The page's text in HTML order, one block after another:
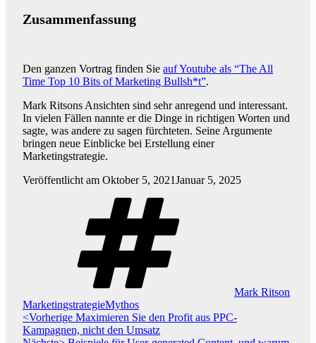
Zusammenfassung
Den ganzen Vortrag finden Sie auf Youtube als “The All
Time Top 10 Bits of Marketing Bullsh*t”.
Mark Ritsons Ansichten sind sehr anregend und interessant.
In vielen Fällen nannte er die Dinge in richtigen Worten und
sagte, was andere zu sagen fürchteten. Seine Argumente
bringen neue Einblicke bei Erstellung einer
Marketingstrategie.
Veröffentlicht am Oktober 5, 2021Januar 5, 2025
Mark Ritson
Marketingstrategie,Mythos
Beitragsnavigation
<Vorherige Vorheriger
Beitrag:
Maximieren Sie den Profit aus PPC-
Kampagnen, nicht den Umsatz